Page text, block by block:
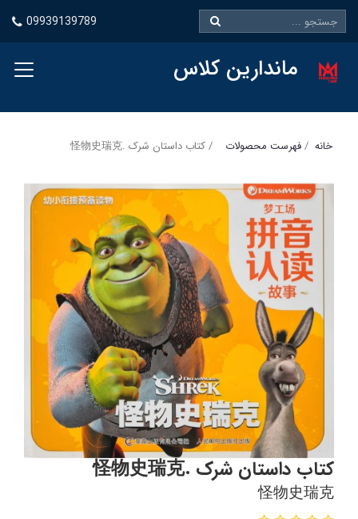
09939139789
ماندارین کلاس
خانه فهرست محصولات کتاب داستان شرک .怪物史瑞克
کتاب داستان شرک .怪物史瑞克
怪物史瑞克